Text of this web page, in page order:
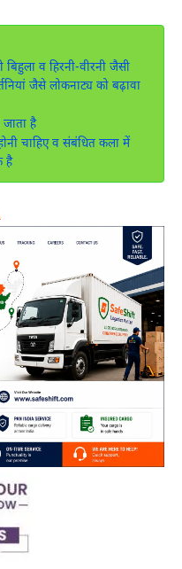
बिहुला व हिरनी-वीरनी जैसी
जैसे लोकनाट्य को बढ़ावा
जाता है
चाहिए व संबंधित कला में
है